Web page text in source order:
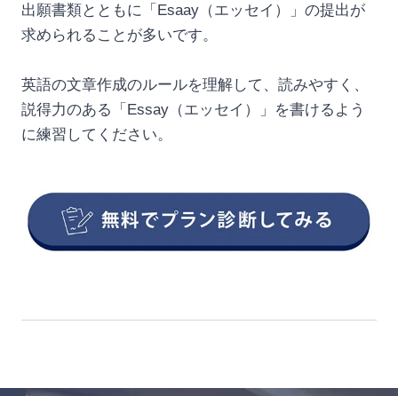
出願書類とともに「Esaay（エッセイ）」の提出が
求められることが多いです。
英語の文章作成のルールを理解して、読みやすく、
説得力のある「Essay（エッセイ）」を書けるよう
に練習してください。